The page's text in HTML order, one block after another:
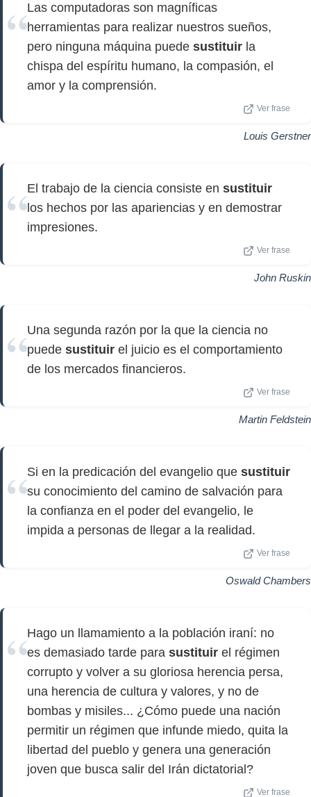
Las computadoras son magníficas
herramientas para realizar nuestros sueños,
pero ninguna máquina puede sustituir la
chispa del espíritu humano, la compasión, el
amor y la comprensión.
Ver frase
Louis Gerstner
El trabajo de la ciencia consiste en sustituir
los hechos por las apariencias y en demostrar
impresiones.
Ver frase
John Ruskin
Una segunda razón por la que la ciencia no
puede sustituir el juicio es el comportamiento
de los mercados financieros.
Ver frase
Martin Feldstein
Si en la predicación del evangelio que sustituir
su conocimiento del camino de salvación para
la confianza en el poder del evangelio, le
impida a personas de llegar a la realidad.
Ver frase
Oswald Chambers
Hago un llamamiento a la población iraní: no
es demasiado tarde para sustituir el régimen
corrupto y volver a su gloriosa herencia persa,
una herencia de cultura y valores, y no de
bombas y misiles... ¿Cómo puede una nación
permitir un régimen que infunde miedo, quita la
libertad del pueblo y genera una generación
joven que busca salir del Irán dictatorial?
Ver frase